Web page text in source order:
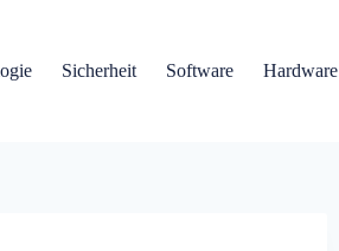
Sicherheit Software Hardware